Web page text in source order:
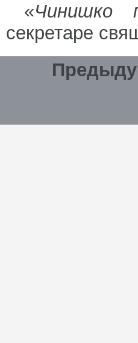
«Чинишко
секретаре